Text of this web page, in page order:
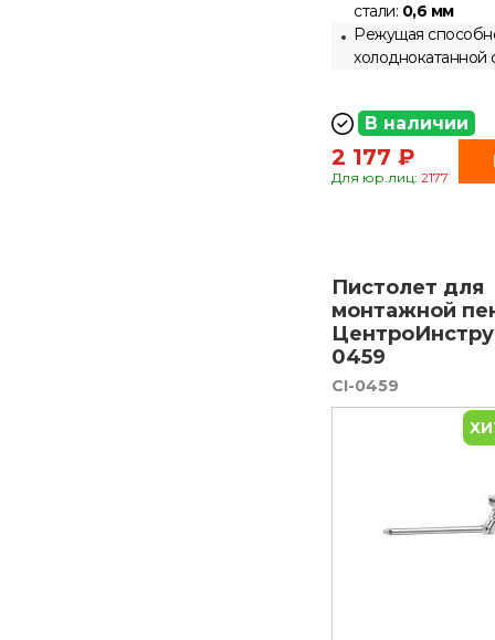
стали: 0,6 мм
Режущая
холоднокатанной
В наличии
2 177 ₽
Для юр.лиц: 2177
Пистолет для
монтажной
0459
CI-0459